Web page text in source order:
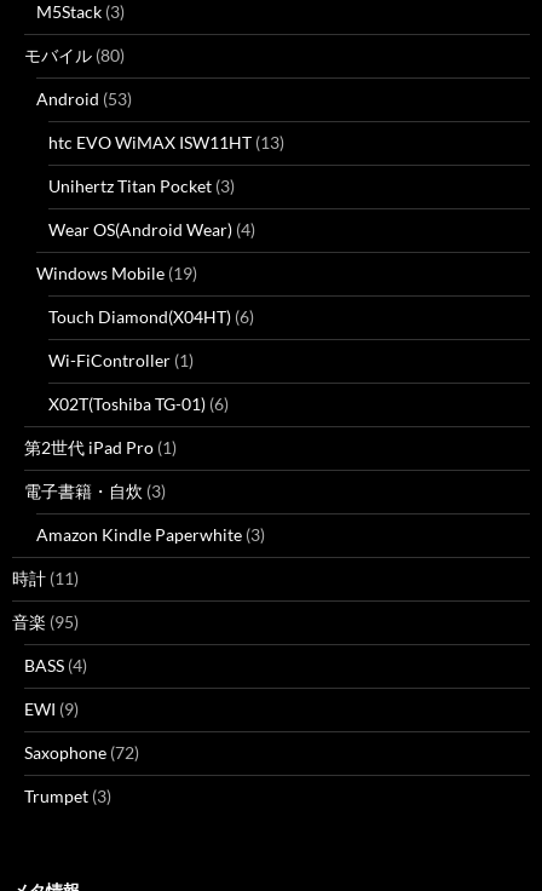
M5Stack (3)
モバイル (80)
Android (53)
htc EVO WiMAX ISW11HT (13)
Unihertz Titan Pocket (3)
Wear OS(Android Wear) (4)
Windows Mobile (19)
Touch Diamond(X04HT) (6)
Wi-FiController (1)
X02T(Toshiba TG-01) (6)
第2世代 iPad Pro (1)
電子書籍・自炊 (3)
Amazon Kindle Paperwhite (3)
時計 (11)
音楽 (95)
BASS (4)
EWI (9)
Saxophone (72)
Trumpet (3)